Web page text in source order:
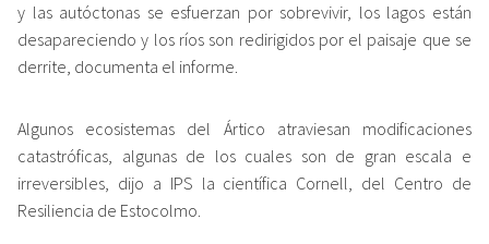
y las autóctonas se esfuerzan por sobrevivir, los lagos están
desapareciendo y los ríos son redirigidos por el paisaje que se
derrite, documenta el informe.
Algunos ecosistemas del Ártico atraviesan modificaciones
catastróficas, algunas de los cuales son de gran escala e
irreversibles, dijo a IPS la científica Cornell, del Centro de
Resiliencia de Estocolmo.